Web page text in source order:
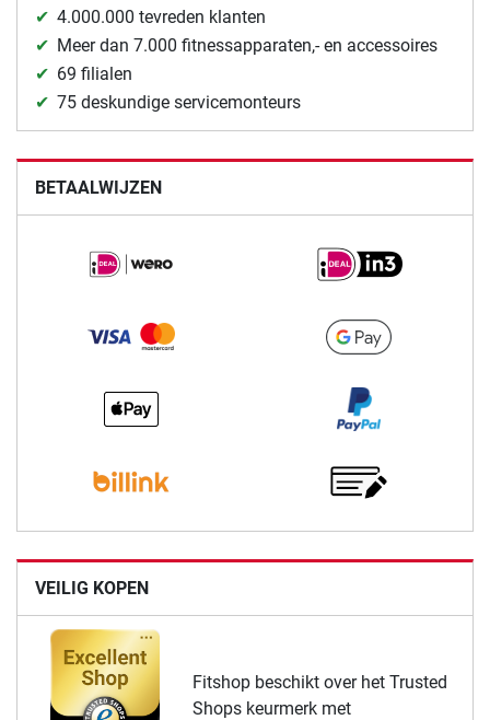
4.000.000 tevreden klanten
Meer dan 7.000 fitnessapparaten,- en accessoires
69 filialen
75 deskundige servicemonteurs
BETAALWIJZEN
VEILIG KOPEN
Fitshop beschikt over het Trusted
Shops keurmerk met